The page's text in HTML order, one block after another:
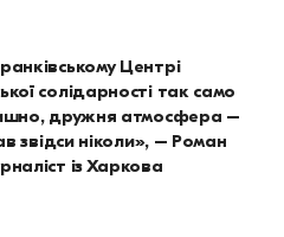
Центрі
солідарності так само
дружня атмосфера –
звідси ніколи», – Роман
із Харкова